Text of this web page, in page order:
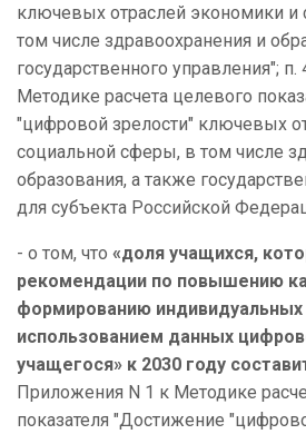
ключевых отраслей экономики и
том числе здравоохранения и
государственного управления";
Методике расчета целевого
"цифровой зрелости" ключевых
социальной сферы, в том числе
образования, а также
для субъекта Российской
- о том, что «доля учащихся,
рекомендации по повышению
формированию индивидуальных
использованием данных
учащегося» к 2030 году
Приложения N 1 к Методике
показателя "Достижение